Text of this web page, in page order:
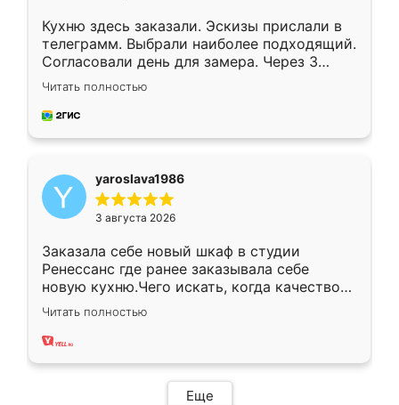
Кухню здесь заказали. Эскизы прислали в
телеграмм. Выбрали наиболее подходящий.
Согласовали день для замера. Через 3
недели кухня была уже готова. Остались
довольны работой. Спасибо Ренессанс
мебель за качественную работу!
Читать полностью
yaroslava1986
3 августа 2026
Заказала себе новый шкаф в студии
Ренессанс где ранее заказывала себе
новую кухню.Чего искать, когда качеством
вполне довольна. Служит кухня уже почти
два года, нареканий нет.
Читать полностью
Еще